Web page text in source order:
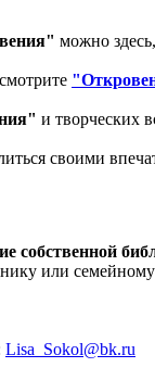
можно
и творческих
своими
собственной
или семейному
Lisa_Sokol@bk.ru